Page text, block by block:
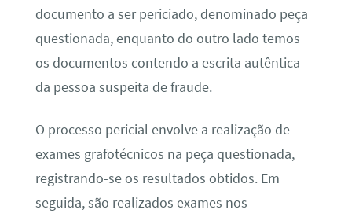
documento a ser periciado, denominado peça
questionada, enquanto do outro lado temos
os documentos contendo a escrita autêntica
da pessoa suspeita de fraude.
O processo pericial envolve a realização de
exames grafotécnicos na peça questionada,
registrando-se os resultados obtidos. Em
seguida, são realizados exames nos